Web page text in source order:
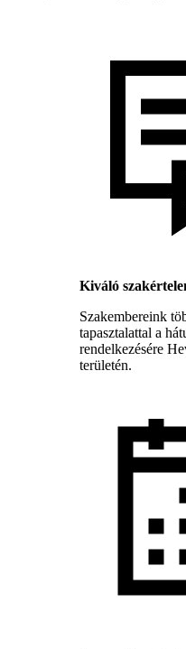
Kiváló
Szakembereink
tapasztalattal a
rendelkezésére
területén.